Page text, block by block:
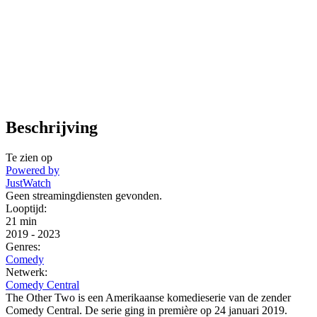
Beschrijving
Te zien op
Powered by
JustWatch
Geen streamingdiensten gevonden.
Looptijd:
21 min
2019 - 2023
Genres:
Comedy
Netwerk:
Comedy Central
The Other Two is een Amerikaanse komedieserie van de zender
Comedy Central. De serie ging in première op 24 januari 2019.